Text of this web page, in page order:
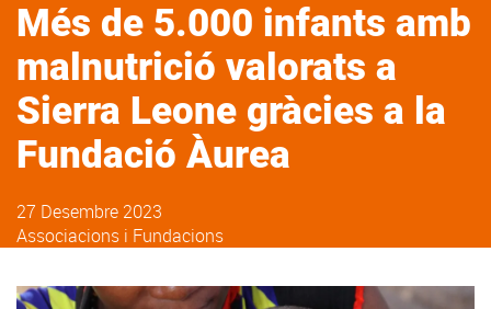
Més de 5.000 infants amb
malnutrició valorats a
Sierra Leone gràcies a la
Fundació Àurea
27 Desembre 2023
Associacions i Fundacions